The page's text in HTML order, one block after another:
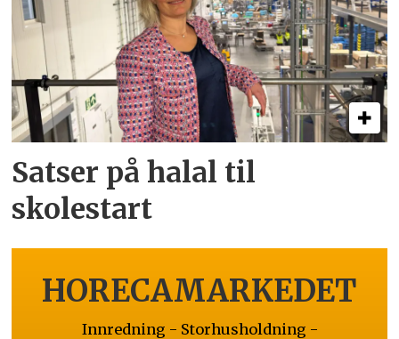
Satser på halal til
skolestart
HORECAMARKEDET
Innredning - Storhusholdning -